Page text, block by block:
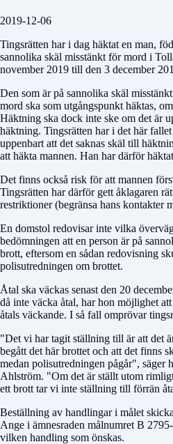
2019-12-06
Tingsrätten har i dag häktat en man,
sannolika skäl misstänkt för mord i
november 2019 till den 3 december
Den som är på sannolika skäl
mord ska som utgångspunkt häktas,
Häktning ska dock inte ske om det är
häktning. Tingsrätten har i det här
uppenbart att det saknas skäl till
att häkta mannen. Han har därför
Det finns också risk för att mannen
Tingsrätten har därför gett åklagaren
restriktioner (begränsa hans kontakter
En domstol redovisar inte vilka
bedömningen att en person är på
brott, eftersom en sådan redovisning
polisutredningen om brottet.
Åtal ska väckas senast den 20
då inte väcka åtal, har hon möjlighet
åtals väckande. I så fall omprövar
"Det vi har tagit ställning till är att det
begått det här brottet och att det finns
medan polisutredningen pågår", säger
Ahlström. "Om det är ställt utom
ett brott tar vi inte ställning till förrän
Beställning av handlingar i målet
Ange i ämnesraden målnumret B
vilken handling som önskas.